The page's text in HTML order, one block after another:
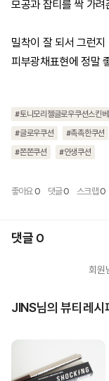
모공과 잡티를 싹 가려
밀착이 잘 되서 그런지
피부광채표현에 정말
#토니모리젤글로우쿠션스킨
#글로우쿠션 #촉촉한쿠션
#쫀쫀쿠션 #인생쿠션
좋아요0 댓글0 스크랩0
댓글 0
회원
JINS님의 뷰티레시